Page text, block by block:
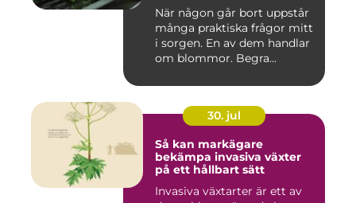
När någon går bort uppstår
många praktiska frågor mitt
i sorgen. En av dem handlar
om blommor. Begra...
30. jul
Så kan markägare
bekämpa invasiva växter
på ett hållbart sätt
Invasiva växtarter är ett av